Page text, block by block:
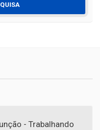
- Trabalhando